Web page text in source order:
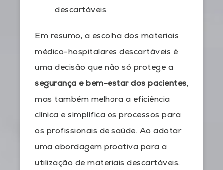
descartáveis.
Em resumo, a escolha dos materiais
médico-hospitalares descartáveis é
uma decisão que não só protege a
segurança e bem-estar dos pacientes,
mas também melhora a eficiência
clínica e simplifica os processos para
os profissionais de saúde. Ao adotar
uma abordagem proativa para a
utilização de materiais descartáveis,